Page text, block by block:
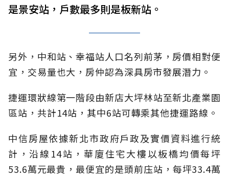
是景安站，戶數最多則是板新站。
另外，中和站、幸福站人口名列前茅，房價相對便
宜，交易量也大，房仲認為深具房市發展潛力。
捷運環狀線第一階段由新店大坪林站至新北產業園
區站，共計14站，其中6站可轉乘其他捷運路線。
中信房屋依據新北市政府戶政及實價資料進行統
計，沿線14站，華廈住宅大樓以板橋均價每坪
53.6萬元最貴，最便宜的是頭前庒站，每坪33.4萬